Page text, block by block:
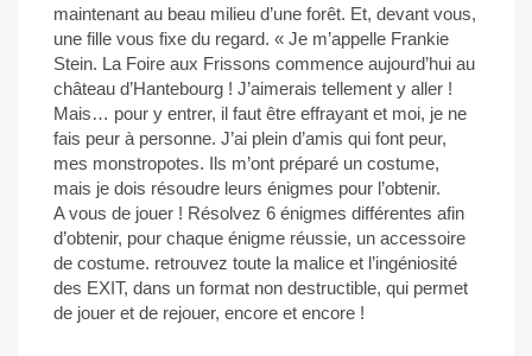
maintenant au beau milieu d’une forêt. Et, devant vous,
une fille vous fixe du regard. « Je m’appelle Frankie
Stein. La Foire aux Frissons commence aujourd’hui au
château d’Hantebourg ! J’aimerais tellement y aller !
Mais… pour y entrer, il faut être effrayant et moi, je ne
fais peur à personne. J’ai plein d’amis qui font peur,
mes monstropotes. Ils m’ont préparé un costume,
mais je dois résoudre leurs énigmes pour l’obtenir.
A vous de jouer ! Résolvez 6 énigmes différentes afin
d’obtenir, pour chaque énigme réussie, un accessoire
de costume. retrouvez toute la malice et l’ingéniosité
des EXIT, dans un format non destructible, qui permet
de jouer et de rejouer, encore et encore !